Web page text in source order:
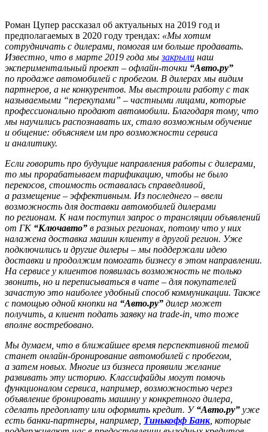
Роман Цупер рассказал об актуальных на 2019 год и
предполагаемых в 2020 году трендах: «Мы хотим
сотрудничать с дилерами, помогая им больше продавать.
Известно, что в марте 2019 года мызакрыли наш
экспериментальный проект – офлайн-точки “Авто.ру”
по продаже автомобилей с пробегом. В дилерах мы видим
партнеров, а не конкурентов. Мы выстроили работу с так
называемыми “перекупами” – частными лицами, которые
профессионально продают автомобили. Благодаря тому, что
мы научились распознавать их, стало возможным обучение
и общение: объясняем им про возможности сервиса
и аналитику.
Если говорить про будущие направления работы с дилерами,
то мы прорабатываем тарификацию, чтобы не было
перекосов, стоимость оставалась справедливой,
а размещение – эффективным. Из последнего – ввели
возможность для доставки автомобилей дилерами
по регионам. К нам поступил запрос о трансляции объявлений
от ГК “Ключавто” в разных регионах, потому что у них
налажена доставка машин клиенту в другой регион. Уже
подключились и другие дилеры – мы поддержали идею
доставки и продолжим помогать бизнесу в этом направлении.
На сервисе у клиентов появилась возможность не только
звонить, но и переписываться в чате – для покупателей
зачастую это наиболее удобный способ коммуникации. Также
с помощью одной кнопки на “Авто.ру” дилер может
получить, а клиент подать заявку на trade-in, что тоже
вполне востребовано.
Мы думаем, что в ближайшее время перспективной темой
станет онлайн-бронирование автомобилей с пробегом,
а затем новых. Многие из бизнеса проявили желание
развивать эту историю. Классифайды могут помочь
функционалом сервиса, например, возможностью через
объявление бронировать машину у конкретного дилера,
сделать предоплату или оформить кредит. У“Авто.ру” уже
есть банки-партнеры, например, Тинькофф Банк, которые